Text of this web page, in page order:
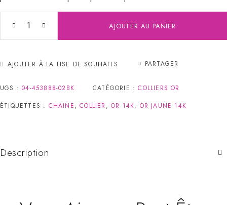
AJOUTER AU PANIER
AJOUTER À LA LISE DE SOUHAITS PARTAGER
UGS :04-453888-02BK CATÉGORIE :COLLIERS OR
ÉTIQUETTES : CHAINE,COLLIER,OR 14K, OR JAUNE 14K
Description